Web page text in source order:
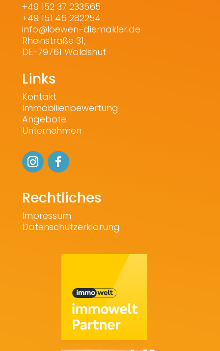
+49 152 37 233565
+49 151 46 282254
info@loewen-diemakler.de
Rheinstraße 31,
DE-79761 Waldshut
Links
Kontakt
Immobilienbewertung
Angebote
Unternehmen
Rechtliches
Impressum
Datenschutzerklärung